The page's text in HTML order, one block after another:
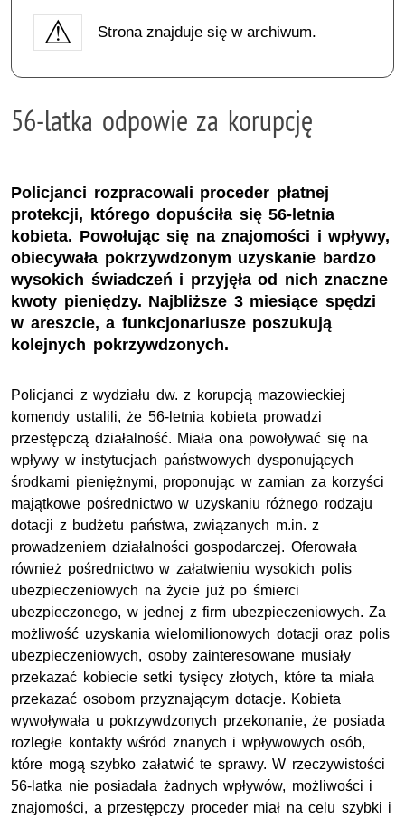
Strona znajduje się w archiwum.
56-latka odpowie za korupcję
Policjanci rozpracowali proceder płatnej
protekcji, którego dopuściła się 56-letnia
kobieta. Powołując się na znajomości i wpływy,
obiecywała pokrzywdzonym uzyskanie bardzo
wysokich świadczeń i przyjęła od nich znaczne
kwoty pieniędzy. Najbliższe 3 miesiące spędzi
w areszcie, a funkcjonariusze poszukują
kolejnych pokrzywdzonych.
Policjanci z wydziału dw. z korupcją mazowieckiej
komendy ustalili, że 56-letnia kobieta prowadzi
przestępczą działalność. Miała ona powoływać się na
wpływy w instytucjach państwowych dysponujących
środkami pieniężnymi, proponując w zamian za korzyści
majątkowe pośrednictwo w uzyskaniu różnego rodzaju
dotacji z budżetu państwa, związanych m.in. z
prowadzeniem działalności gospodarczej. Oferowała
również pośrednictwo w załatwieniu wysokich polis
ubezpieczeniowych na życie już po śmierci
ubezpieczonego, w jednej z firm ubezpieczeniowych. Za
możliwość uzyskania wielomilionowych dotacji oraz polis
ubezpieczeniowych, osoby zainteresowane musiały
przekazać kobiecie setki tysięcy złotych, które ta miała
przekazać osobom przyznającym dotacje. Kobieta
wywoływała u pokrzywdzonych przekonanie, że posiada
rozległe kontakty wśród znanych i wpływowych osób,
które mogą szybko załatwić te sprawy. W rzeczywistości
56-latka nie posiadała żadnych wpływów, możliwości i
znajomości, a przestępczy proceder miał na celu szybki i